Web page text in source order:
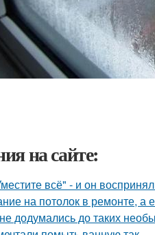
на сайте:
всё" - и он
на потолок в ремонте, а
додумались до таких